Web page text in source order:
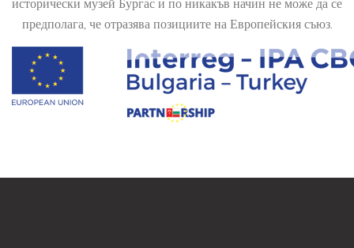
предполага, че отразява позициите на Европейския съюз.